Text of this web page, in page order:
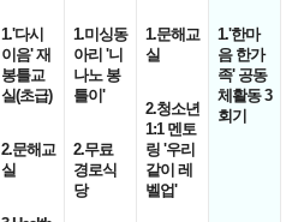
1.'다시
이음' 재
봉틀교
실(초급)
2.문해교
실
1.미싱동
아리 '니
나노 봉
틀이'
2.무료
경로식
당
1.문해교
실
2.청소년
1:1 멘토
링 '우리
같이 레
벨업'
1.'한마
음 한가
족' 공동
체활동 3
회기